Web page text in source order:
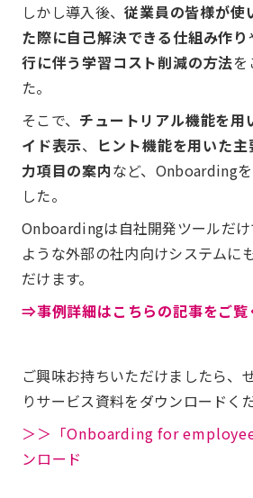
しかし導入後、従業員の皆様が使
た際に自己解決できる仕組み作り
行に伴う学習コスト削減の方法を
た。
そこで、 チュートリアル機能を用
イド表示、 ヒント機能を用いた
力項目の案内など、Onboarding
した。
Onboardingは自社開発ツールだ
ような外部の社内向けシステムに
だけます。
⇒事例詳細はこちらの記事をご覧
ご興味お持ちいただけましたら、
りサービス資料をダウンロードく
＞＞「Onboarding for
ンロード